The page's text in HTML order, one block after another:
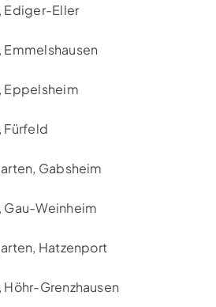
Ediger-Eller
Eppelsheim
Fürfeld
Gabsheim
Gau-Weinheim
Hatzenport
Grenzhausen